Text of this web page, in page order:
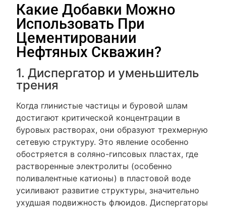
Какие Добавки Можно
Использовать При
Цементировании
Нефтяных Скважин?
1. Диспергатор и уменьшитель
трения
Когда глинистые частицы и буровой шлам
достигают критической концентрации в
буровых растворах, они образуют трехмерную
сетевую структуру. Это явление особенно
обостряется в соляно-гипсовых пластах, где
растворенные электролиты (особенно
поливалентные катионы) в пластовой воде
усиливают развитие структуры, значительно
ухудшая подвижность флюидов. Диспергаторы